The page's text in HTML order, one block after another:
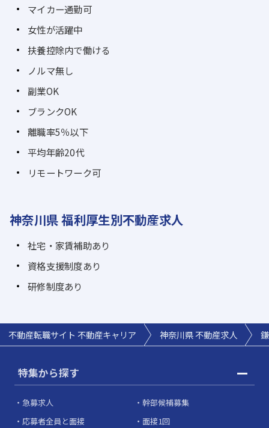
マイカー通勤可
女性が活躍中
扶養控除内で働ける
ノルマ無し
副業OK
ブランクOK
離職率5％以下
平均年齢20代
リモートワーク可
神奈川県 福利厚生別不動産求人
社宅・家賃補助あり
資格支援制度あり
研修制度あり
不動産転職サイト 不動産キャリア 神奈川県 不動産求人
特集から探す
急募求人
幹部候補募集
応募者全員と面接
面接1回